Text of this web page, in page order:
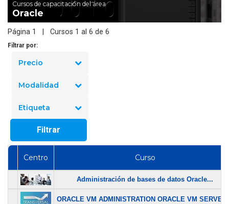
Cursos de capacitación del área
Oracle
Página 1 | Cursos 1 al 6 de 6
Filtrar por:
Precio
Modalidad
Etiqueta
Filtrar
Centro Curso
Administración de bases de datos Oracle...
ORACLE VM ADMINISTRATION ORACLE VM